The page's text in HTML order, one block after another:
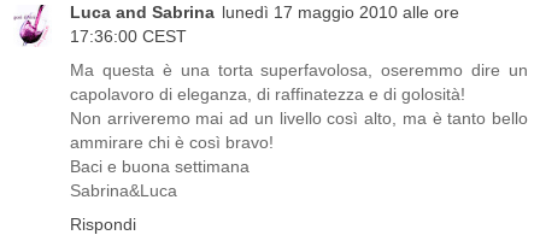
Luca and Sabrina lunedì 17 maggio 2010 alle ore
17:36:00 CEST
Ma questa è una torta superfavolosa, oseremmo dire un
capolavoro di eleganza, di raffinatezza e di golosità!
Non arriveremo mai ad un livello così alto, ma è tanto bello
ammirare chi è così bravo!
Baci e buona settimana
Sabrina&Luca
Rispondi